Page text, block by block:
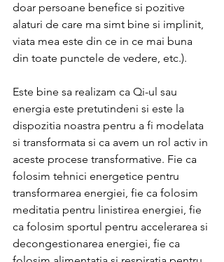
doar persoane benefice si pozitive
alaturi de care ma simt bine si implinit,
viata mea este din ce in ce mai buna
din toate punctele de vedere, etc.).
Este bine sa realizam ca Qi-ul sau
energia este pretutindeni si este la
dispozitia noastra pentru a fi modelata
si transformata si ca avem un rol activ in
aceste procese transformative. Fie ca
folosim tehnici energetice pentru
transformarea energiei, fie ca folosim
meditatia pentru linistirea energiei, fie
ca folosim sportul pentru accelerarea si
decongestionarea energiei, fie ca